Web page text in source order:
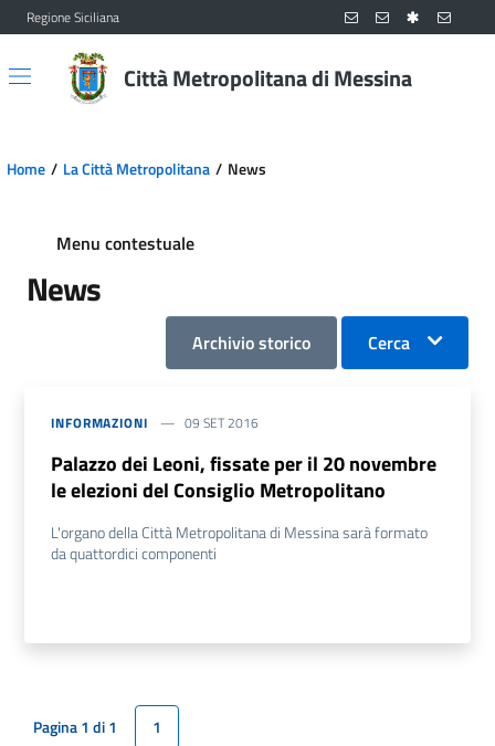
Vai al contenuto principale
Vai al menu principale
Regione Siciliana
Città Metropolitana di Messina
Home La Città Metropolitana News
Menu contestuale
News
Archivio storico Cerca
INFORMAZIONI 09 SET 2016
Palazzo dei Leoni, fissate per il 20 novembre
le elezioni del Consiglio Metropolitano
L'organo della Città Metropolitana di Messina sarà formato
da quattordici componenti
Pagina 1 di 1 1